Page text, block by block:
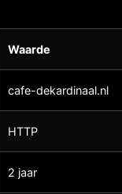
Waarde
cafe-dekardinaal.nl
HTTP
2 jaar